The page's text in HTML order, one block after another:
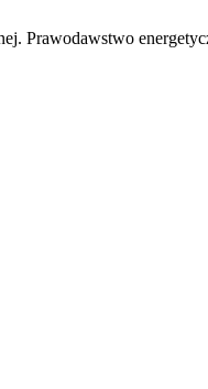
Prawodawstwo